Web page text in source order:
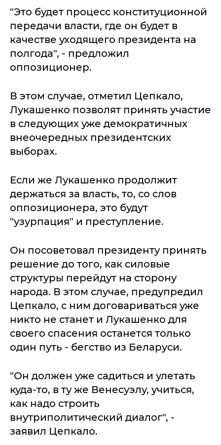
"Это будет процесс конституционной
передачи власти, где он будет в
качестве уходящего президента на
полгода", - предложил
оппозиционер.
В этом случае, отметил Цепкало,
Лукашенко позволят принять участие
в следующих уже демократичных
внеочередных президентских
выборах.
Если же Лукашенко продолжит
держаться за власть, то, со слов
оппозиционера, это будут
"узурпация" и преступление.
Он посоветовал президенту принять
решение до того, как силовые
структуры перейдут на сторону
народа. В этом случае, предупредил
Цепкало, с ним договариваться уже
никто не станет и Лукашенко для
своего спасения останется только
один путь - бегство из Беларуси.
"Он должен уже садиться и улетать
куда-то, в ту же Венесуэлу, учиться,
как надо строить
внутриполитический диалог", -
заявил Цепкало.